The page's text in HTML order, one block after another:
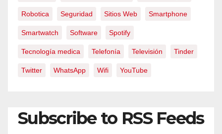
Robotica Seguridad Sitios Web Smartphone
Smartwatch Software Spotify
Tecnología medica Telefonía Televisión Tinder
Twitter WhatsApp Wifi YouTube
Subscribe to RSS Feeds